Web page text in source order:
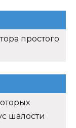
простого
шалости